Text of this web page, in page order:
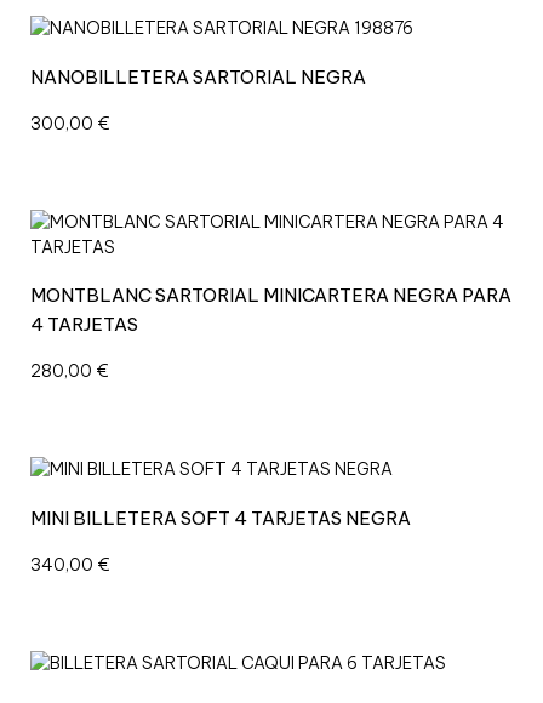
NANOBILLETERA SARTORIAL NEGRA
300,00 €
MONTBLANC SARTORIAL MINICARTERA NEGRA PARA
4 TARJETAS
280,00 €
MINI BILLETERA SOFT 4 TARJETAS NEGRA
340,00 €